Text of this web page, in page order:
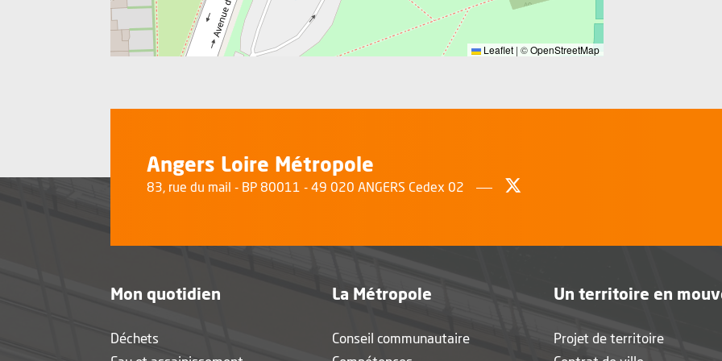
Leaflet | ©OpenStreetMap
Angers Loire Métropole
83, rue du mail - BP 80011 - 49 020 ANGERS Cedex 02
Mon quotidien
Déchets
La Métropole
Conseil communautaire
Un territoire en
Projet de territoire